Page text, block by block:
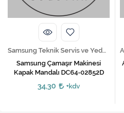
Samsung Teknik Servis ve Yedek Parça Hizmetleri
Samsung Çamaşır Makinesi
Kapak Mandalı DC64-02852D
34,30 +kdv